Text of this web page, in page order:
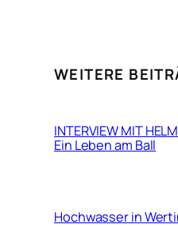
WEITERE
INTERVIEW MIT
Ein Leben am Ball
Hochwasser in